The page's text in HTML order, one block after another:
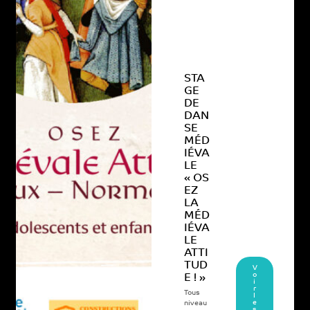
STA
GE
DE
DAN
SE
MÉD
IÉVA
LE
« OS
EZ
LA
MÉD
IÉVA
LE
ATTI
TUD
E ! »
Tous
niveau
V
o
i
r
l
e